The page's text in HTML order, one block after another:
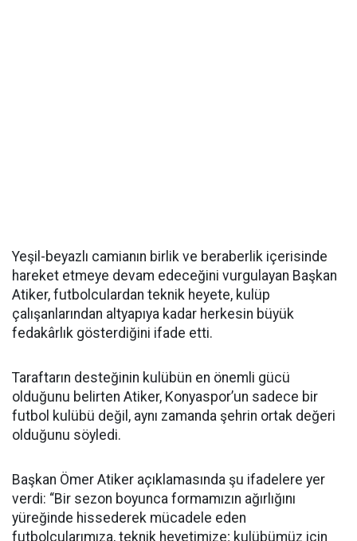
Yeşil-beyazlı camianın birlik ve beraberlik içerisinde
hareket etmeye devam edeceğini vurgulayan Başkan
Atiker, futbolculardan teknik heyete, kulüp
çalışanlarından altyapıya kadar herkesin büyük
fedakârlık gösterdiğini ifade etti.
Taraftarın desteğinin kulübün en önemli gücü
olduğunu belirten Atiker, Konyaspor’un sadece bir
futbol kulübü değil, aynı zamanda şehrin ortak değeri
olduğunu söyledi.
Başkan Ömer Atiker açıklamasında şu ifadelere yer
verdi: “Bir sezon boyunca formamızın ağırlığını
yüreğinde hissederek mücadele eden
futbolcularımıza, teknik heyetimize; kulübümüz için